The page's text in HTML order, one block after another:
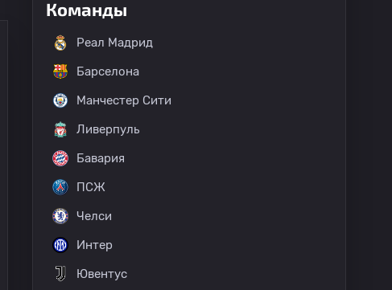
Суперкубок Катара ОАЭ
Команды
Реал Мадрид
Барселона
Манчестер Сити
Ливерпуль
Бавария
ПСЖ
Челси
Интер
Ювентус